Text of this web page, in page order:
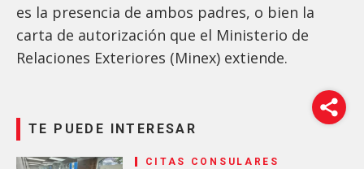
es la presencia de ambos padres, o bien la
carta de autorización que el Ministerio de
Relaciones Exteriores (Minex) extiende.
TE PUEDE INTERESAR
CITAS CONSULARES